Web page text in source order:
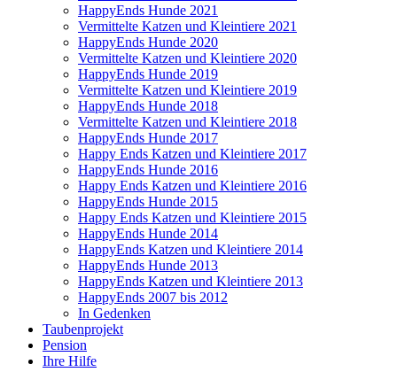
HappyEnds Hunde 2021
Vermittelte Katzen und Kleintiere 2021
HappyEnds Hunde 2020
Vermittelte Katzen und Kleintiere 2020
HappyEnds Hunde 2019
Vermittelte Katzen und Kleintiere 2019
HappyEnds Hunde 2018
Vermittelte Katzen und Kleintiere 2018
HappyEnds Hunde 2017
Happy Ends Katzen und Kleintiere 2017
HappyEnds Hunde 2016
Happy Ends Katzen und Kleintiere 2016
HappyEnds Hunde 2015
Happy Ends Katzen und Kleintiere 2015
HappyEnds Hunde 2014
HappyEnds Katzen und Kleintiere 2014
HappyEnds Hunde 2013
HappyEnds Katzen und Kleintiere 2013
HappyEnds 2007 bis 2012
In Gedenken
Taubenprojekt
Pension
Ihre Hilfe